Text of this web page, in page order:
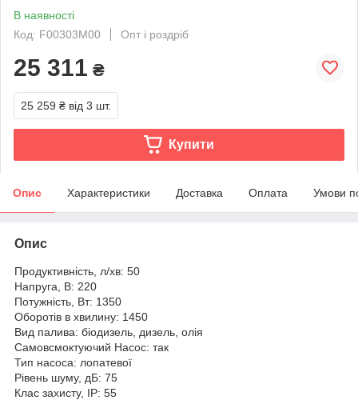
В наявності
Код: F00303M00
Опт і роздріб
25 311 ₴
25 259 ₴ від 3 шт.
Купити
Опис Характеристики Доставка Оплата Умови
Опис
Продуктивність, л/хв: 50
Напруга, В: 220
Потужність, Вт: 1350
Оборотів в хвилину: 1450
Вид палива: біодизель, дизель, олія
Самовсмоктуючий Насос: так
Тип насоса: лопатевої
Рівень шуму, дБ: 75
Клас захисту, IP: 55